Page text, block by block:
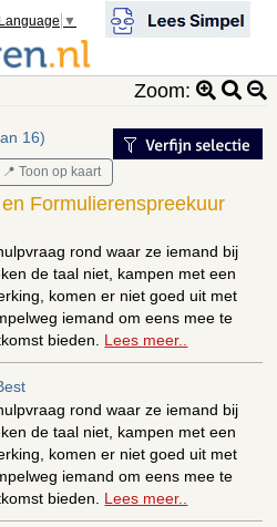
▼
Zoom:
16)
📍 Toon op kaart
Formulierenspreekuur
rond waar ze iemand bij
de taal niet, kampen met een
komen er niet goed uit met
iemand om eens mee te
bieden. Lees meer..
rond waar ze iemand bij
de taal niet, kampen met een
komen er niet goed uit met
iemand om eens mee te
bieden. Lees meer..